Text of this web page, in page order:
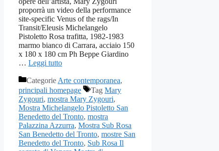
proporrà un video della performance
site-specific Venus of the rags/In
Transit/Eleusis Michelangelo
Pistoletto Rosa trafitta, 1982-1983
marmo bianco di Carrara, acciaio 150
x 180 x 180 cm Ph Beppe Giardino
… Leggi tutto
Categorie Arte contemporanea,
principali homepage
Tag Mary
Zygouri, mostra Mary Zygouri,
Mostra Michelangelo Pistoletto San
Benedetto del Tronto, mostra
Palazzina Azzurra, Mostra Sub Rosa
San Benedetto del Tronto, mostre San
Benedetto del Tronto, Sub Rosa Il